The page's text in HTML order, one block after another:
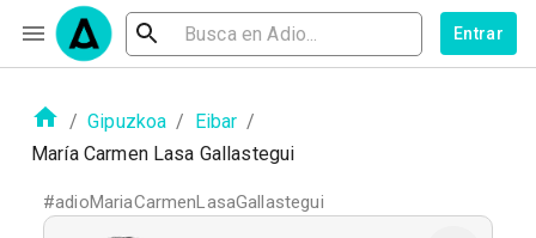
Entrar
/ Gipuzkoa / Eibar /
María Carmen Lasa Gallastegui
#adioMariaCarmenLasaGallastegui